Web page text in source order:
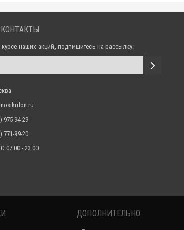
курсе наших акций, подпишитесь на рассылку:
975-94-29
771-99-20
07:00 - 23:00
ДОПОЛНИТЕЛЬНО